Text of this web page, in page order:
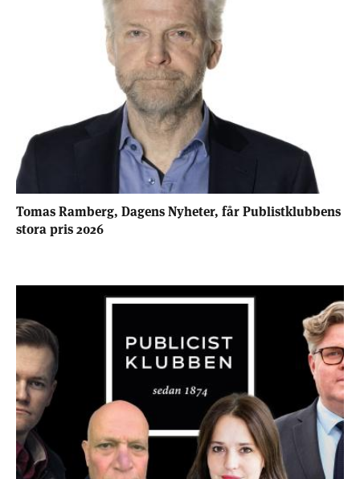
Tomas Ramberg, Dagens Nyheter, får Publistklubbens
stora pris 2026